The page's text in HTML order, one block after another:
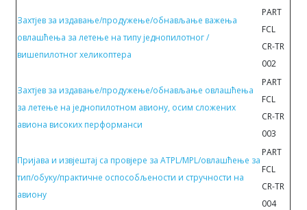
Захтјев за издавање/продужење/обнављање важења
овлашћења за летење на типу једнопилотног /
вишепилотног хеликоптера
PART
FCL
CR-TR
002
Захтјев за издавање/продужење/обнављање овлашћења
за летење на једнопилотном авиону, oсим слoжeних
aвиoнa висoких пeрфoрмaнси
PART
FCL
CR-TR
003
Пријава и извјештај са провјере за ATPL/MPL/овлашћење за
тип/обуку/практичне оспособљености и стручности на
авиону
PART
FCL
CR-TR
004